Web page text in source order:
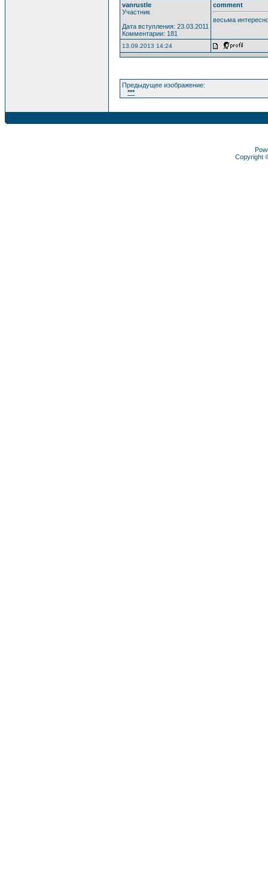
vanrustle
Участник
Дата вступления: 23.03.2011
Комментарии: 181
comment
весьма
13.09.2013 14:24
Предыдущее изображение:
***
Copyright